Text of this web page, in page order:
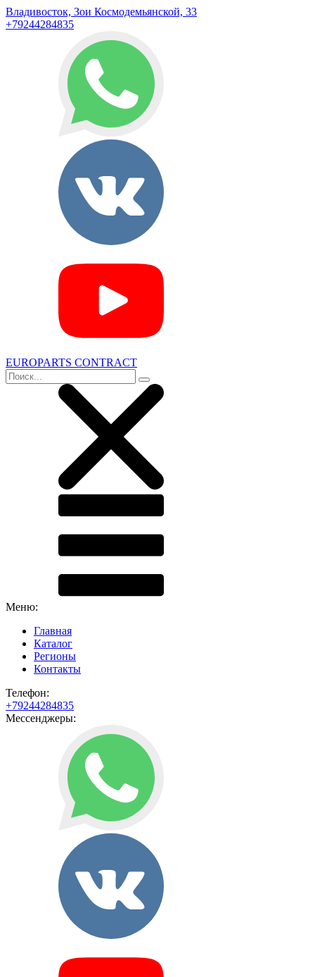
Владивосток, Зои Космодемьянской, 33
+79244284835
EUROPARTS CONTRACT
Меню:
Главная
Каталог
Регионы
Контакты
Телефон:
+79244284835
Мессенджеры: